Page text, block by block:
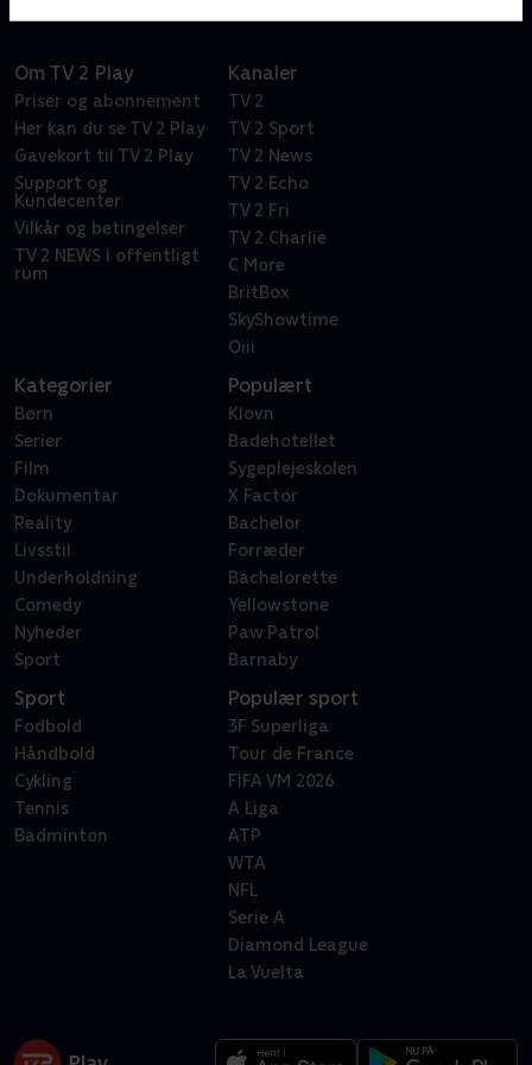
Om TV 2 Play
Priser og abonnement
Her kan du se TV 2 Play
Gavekort til TV 2 Play
Support og
Kundecenter
Vilkår og betingelser
TV 2 NEWS i offentligt
rum
Kanaler
TV 2
TV 2 Sport
TV 2 News
TV 2 Echo
TV 2 Fri
TV 2 Charlie
C More
BritBox
SkyShowtime
Oiii
Kategorier
Børn
Serier
Film
Dokumentar
Reality
Livsstil
Underholdning
Comedy
Nyheder
Sport
Populært
Klovn
Badehotellet
Sygeplejeskolen
X Factor
Bachelor
Forræder
Bachelorette
Yellowstone
Paw Patrol
Barnaby
Sport
Fodbold
Håndbold
Cykling
Tennis
Badminton
Populær sport
3F Superliga
Tour de France
FIFA VM 2026
A Liga
ATP
WTA
NFL
Serie A
Diamond League
La Vuelta